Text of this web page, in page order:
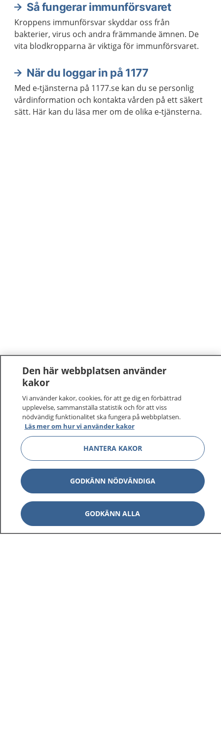
Så fungerar immunförsvaret
Kroppens immunförsvar skyddar oss från
bakterier, virus och andra främmande ämnen. De
vita blodkropparna är viktiga för immunförsvaret.
När du loggar in på 1177
Med e-tjänsterna på 1177.se kan du se personlig
vårdinformation och kontakta vården på ett säkert
sätt. Här kan du läsa mer om de olika e-tjänsterna.
1177–tryggt om din hälsa och vård
På 1177.se får du råd om hälsa och information om
sjukdomar och vilka mottagningar du kan kontakta.
Logga in för att läsa din journal och göra dina
vårdärenden. Ring telefonnummer 1177 för
sjukvårdsrådgivning dygnet runt.
1177 ger dig råd när du vill må bättre.
Den här webbplatsen använder
kakor
Vi använder kakor, cookies, för att ge dig en förbättrad
upplevelse, sammanställa statistik och för att viss
nödvändig funktionalitet ska fungera på webbplatsen.
Läs mer om hur vi använder kakor
HANTERA KAKOR
GODKÄNN NÖDVÄNDIGA
GODKÄNN ALLA